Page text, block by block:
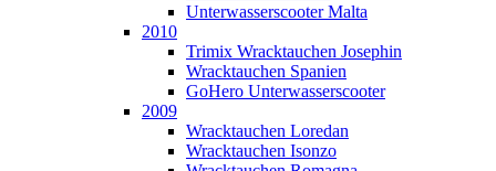
Unterwasserscooter Malta
2010
Trimix Wracktauchen Josephin
Wracktauchen Spanien
GoHero Unterwasserscooter
2009
Wracktauchen Loredan
Wracktauchen Isonzo